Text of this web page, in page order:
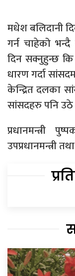
मधेश बलिदानी
गर्न चाहेको
दिन सक्नुहुन्छ
धारण गर्दा
केन्द्रित दलका
सांसदहरु पनि उठे
प्रधानमन्त्री
उपप्रधानमन्त्री